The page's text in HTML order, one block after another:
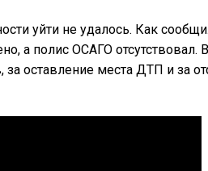
уйти не удалось. Как
а полис ОСАГО отсутствовал.
оставление места ДТП и за